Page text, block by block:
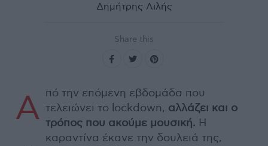
Δημήτρης Λιλής
Share this
Α πό την επόμενη εβδομάδα που
τελειώνει το lockdown, αλλάζει και ο
τρόπος που ακούμε μουσική. Η
καραντίνα έκανε την δουλειά της,